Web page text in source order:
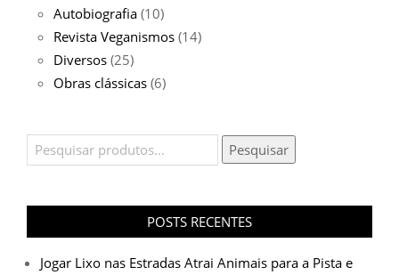
Autobiografia (10)
Revista Veganismos (14)
Diversos (25)
Obras clássicas (6)
Pesquisar
por:
Pesquisar
POSTS RECENTES
Jogar Lixo nas Estradas Atrai Animais para a Pista e